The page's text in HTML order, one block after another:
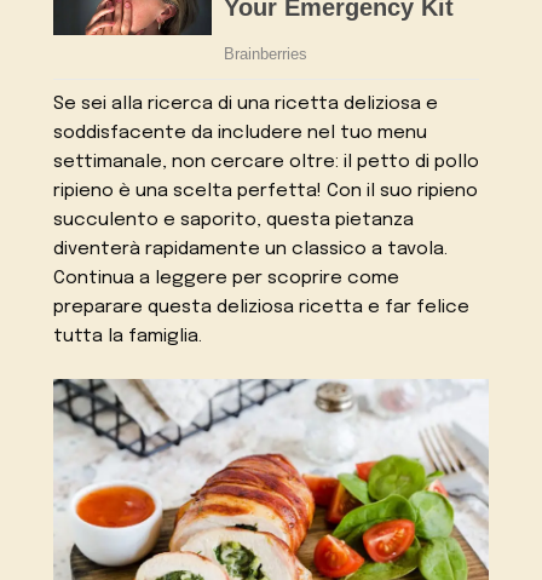
Se sei alla ricerca di una ricetta deliziosa e
soddisfacente da includere nel tuo menu
settimanale, non cercare oltre: il petto di pollo
ripieno è una scelta perfetta! Con il suo ripieno
succulento e saporito, questa pietanza
diventerà rapidamente un classico a tavola.
Continua a leggere per scoprire come
preparare questa deliziosa ricetta e far felice
tutta la famiglia.